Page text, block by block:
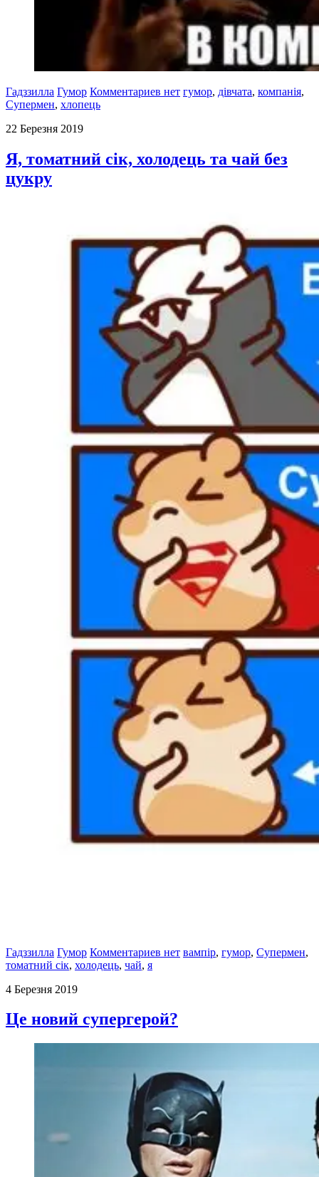
Гадззилла Гумор Комментариев нет гумор, дівчата, компанія,
Супермен, хлопець
22 Березня 2019
Я, томатний сік, холодець та чай без
цукру
Гадззилла Гумор Комментариев нет вампір, гумор, Супермен,
томатний сік, холодець, чай, я
4 Березня 2019
Це новий супергерой?